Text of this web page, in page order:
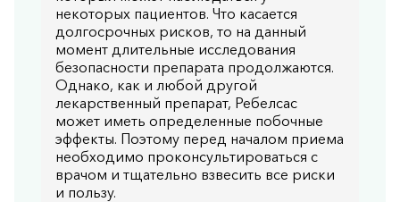
некоторых пациентов. Что касается
долгосрочных рисков, то на данный
момент длительные исследования
безопасности препарата продолжаются.
Однако, как и любой другой
лекарственный препарат, Ребелсас
может иметь определенные побочные
эффекты. Поэтому перед началом приема
необходимо проконсультироваться с
врачом и тщательно взвесить все риски
и пользу.